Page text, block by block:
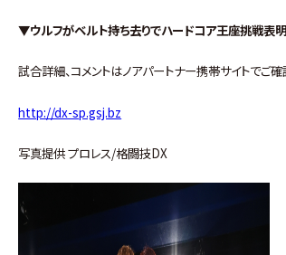
▼ウルフがベルト持ち去りでハードコア王座挑戦表明
試合詳細、コメントはノアパートナー携帯サイトでご確
http://dx-sp.gsj.bz
写真提供 プロレス/格闘技DX